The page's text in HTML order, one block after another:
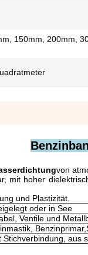
150mm, 200mm,
von
mit hoher
und Plastizität.
oder in See
Ventile und
Benzinprimar,
Stichverbindung, aus